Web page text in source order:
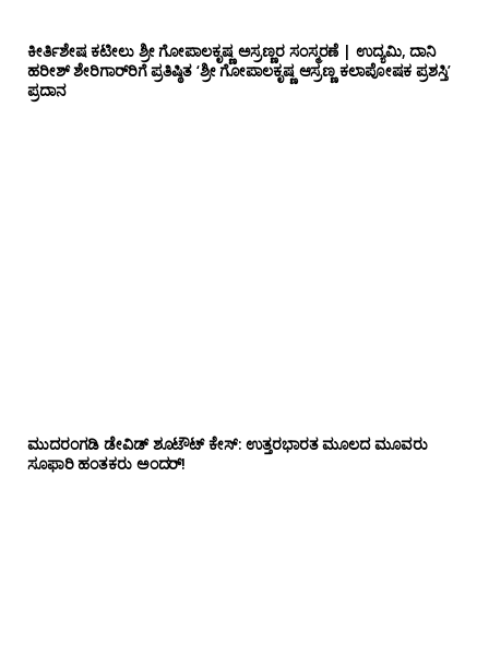
ಕೀರ್ತಿಶೇಷ ಕಟೀಲು ಶ್ರೀ ಗೋಪಾಲಕೃಷ್ಣ ಅಸ್ರಣ್ಣರ ಸಂಸ್ಮರಣೆ | ಉದ್ಯಮಿ, ದಾನಿ
ಹರೀಶ್ ಶೇರಿಗಾರ್‌ರಿಗೆ ಪ್ರತಿಷ್ಠಿತ ‘ಶ್ರೀ ಗೋಪಾಲಕೃಷ್ಣ ಆಸ್ರಣ್ಣ ಕಲಾಪೋಷಕ ಪ್ರಶಸ್ತಿ’
ಪ್ರದಾನ
ಮುದರಂಗಡಿ ಡೇವಿಡ್ ಶೂಟೌಟ್ ಕೇಸ್: ಉತ್ತರಭಾರತ ಮೂಲದ ಮೂವರು
ಸೂಫಾರಿ ಹಂತಕರು ಅಂದರ್!